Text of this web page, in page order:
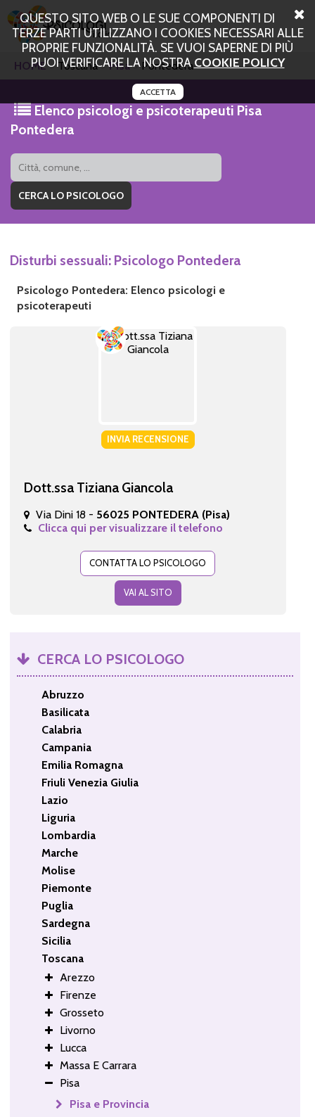
QUESTO SITO WEB O LE SUE COMPONENTI DI
TERZE PARTI UTILIZZANO I COOKIES NECESSARI ALLE
PROPRIE FUNZIONALITÀ. SE VUOI SAPERNE DI PIÙ
PUOI VERIFICARE LA NOSTRACOOKIE POLICY
ACCETTA
HOME Toscana Pisa Pontedera
Elenco psicologi e psicoterapeuti Pisa
Pontedera
Disturbi sessuali: Psicologo Pontedera
Psicologo Pontedera: Elenco psicologi e
psicoterapeuti
INVIA RECENSIONE
Dott.ssa Tiziana Giancola
Via Dini 18 - 56025 PONTEDERA (Pisa)
Clicca qui per visualizzare il telefono
CONTATTA LO PSICOLOGO
VAI AL SITO
CERCA LO PSICOLOGO
Abruzzo
Basilicata
Calabria
Campania
Emilia Romagna
Friuli Venezia Giulia
Lazio
Liguria
Lombardia
Marche
Molise
Piemonte
Puglia
Sardegna
Sicilia
Toscana
Arezzo
Firenze
Grosseto
Livorno
Lucca
Massa E Carrara
Pisa
Pisa e Provincia